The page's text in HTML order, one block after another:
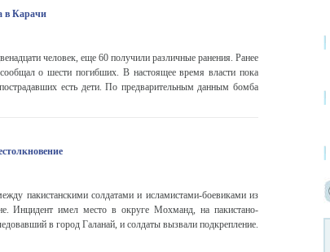
в Карачи
человек, еще 60 получили различные ранения. Ранее
о шести погибших. В настоящее время власти пока
есть дети. По предварительным данным бомба
пакистанскими солдатами и исламистами-боевиками из
Инцидент имел место в округе Мохманд, на пакистано-
в город Галанай, и солдаты вызвали подкрепление.